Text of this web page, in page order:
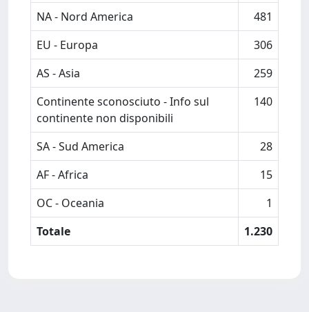
NA - Nord America
481
EU - Europa
306
AS - Asia
259
Continente sconosciuto - Info sul
continente non disponibili
140
SA - Sud America
28
AF - Africa
15
OC - Oceania
1
Totale
1.230